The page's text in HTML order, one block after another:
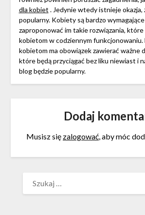
dla kobiet . Jedynie wtedy istnieje okazja,
popularny. Kobiety są bardzo
zaproponować im takie rozwiązania,
kobietom w codziennym
kobietom ma obowiązek zawierać ważne
które będą przyciągać bez liku niewiast i
blog będzie popularny.
Dodaj
Musisz się zalogować, aby móc